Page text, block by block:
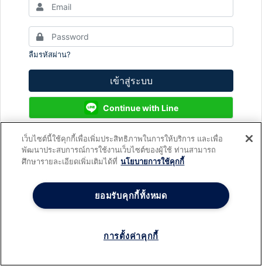
ลืมรหัสผ่าน?
เข้าสู่ระบบ
Continue with Line
ยังไม่มีบัญชีใช่หรือไม่?สมัครสมาชิก
เว็บไซต์นี้ใช้คุกกี้เพื่อเพิ่มประสิทธิภาพในการให้บริการ และเพื่อ
พัฒนาประสบการณ์การใช้งานเว็บไซต์ของผู้ใช้ ท่านสามารถ
ศึกษารายละเอียดเพิ่มเติมได้ที่ นโยบายการใช้คุกกี้
ยอมรับคุกกี้ทั้งหมด
การตั้งค่าคุกกี้